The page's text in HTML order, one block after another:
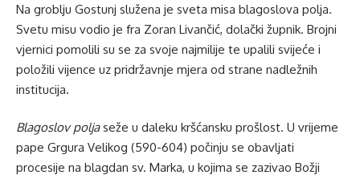
Na groblju Gostunj služena je sveta misa blagoslova polja.
Svetu misu vodio je fra Zoran Livančić, dolački župnik. Brojni
vjernici pomolili su se za svoje najmilije te upalili svijeće i
položili vijence uz pridržavnje mjera od strane nadležnih
institucija.
Blagoslov poljaseže u daleku kršćansku prošlost. U vrijeme
pape Grgura Velikog (590-604) počinju se obavljati
procesije na blagdan sv. Marka, u kojima se zazivao Božji